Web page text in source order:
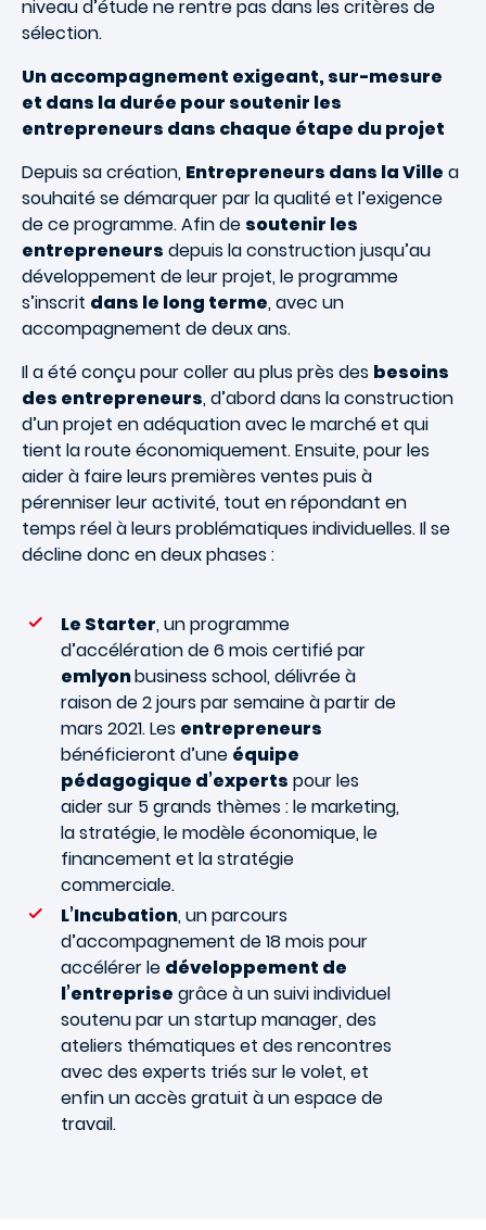
niveau d’étude ne rentre pas dans les critères de
sélection.
Un accompagnement exigeant, sur-mesure
et dans la durée pour soutenir les
entrepreneurs dans chaque étape du projet
Depuis sa création, Entrepreneurs dans la Ville a
souhaité se démarquer par la qualité et l’exigence
de ce programme. Afin de soutenir les
entrepreneurs depuis la construction jusqu’au
développement de leur projet, le programme
s’inscrit dans le long terme, avec un
accompagnement de deux ans.
Il a été conçu pour coller au plus près des besoins
des entrepreneurs, d’abord dans la construction
d’un projet en adéquation avec le marché et qui
tient la route économiquement. Ensuite, pour les
aider à faire leurs premières ventes puis à
pérenniser leur activité, tout en répondant en
temps réel à leurs problématiques individuelles. Il se
décline donc en deux phases :
Le Starter, un programme
d’accélération de 6 mois certifié par
emlyonbusiness school, délivrée à
raison de 2 jours par semaine à partir de
mars 2021. Les entrepreneurs
bénéficieront d’une équipe
pédagogique d’experts pour les
aider sur 5 grands thèmes : le marketing,
la stratégie, le modèle économique, le
financement et la stratégie
commerciale.
L’Incubation, un parcours
d’accompagnement de 18 mois pour
accélérer le développement de
l’entreprise grâce à un suivi individuel
soutenu par un startup manager, des
ateliers thématiques et des rencontres
avec des experts triés sur le volet, et
enfin un accès gratuit à un espace de
travail.